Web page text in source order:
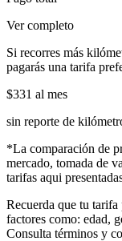
Ver completo
Si recorres más
pagarás una tarifa
$331 al mes
sin reporte de
*La comparación de
mercado, tomada de
tarifas aqui
Recuerda que tu
factores como: edad,
Consulta términos y